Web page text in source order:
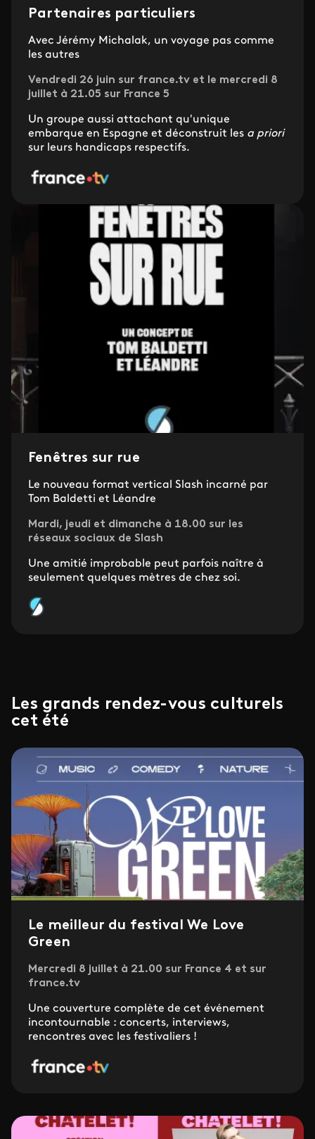
Partenaires particuliers
Avec Jérémy Michalak, un voyage pas comme
les autres
Vendredi 26 juin sur france.tv et le mercredi 8
juillet à 21.05 sur France 5
Un groupe aussi attachant qu'unique
embarque en Espagne et déconstruit les a priori
sur leurs handicaps respectifs.
Fenêtres sur rue
Le nouveau format vertical Slash incarné par
Tom Baldetti et Léandre
Mardi, jeudi et dimanche à 18.00 sur les
réseaux sociaux de Slash
Une amitié improbable peut parfois naître à
seulement quelques mètres de chez soi.
Les grands rendez-vous culturels
cet été
Le meilleur du festival We Love
Green
Mercredi 8 juillet à 21.00 sur France 4 et sur
france.tv
Une couverture complète de cet événement
incontournable : concerts, interviews,
rencontres avec les festivaliers !